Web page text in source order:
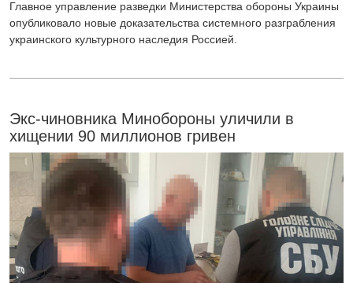
Главное управление разведки Министерства обороны Украины
опубликовало новые доказательства системного разграбления
украинского культурного наследия Россией.
Экс-чиновника Минобороны уличили в
хищении 90 миллионов гривен